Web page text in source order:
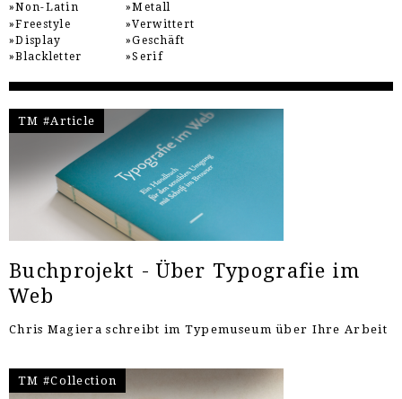
Non-Latin
Freestyle
Display
Blackletter
Metall
Verwittert
Geschäft
Serif
TM #Article
Buchprojekt - Über Typografie im
Web
Chris Magiera schreibt im Typemuseum über Ihre Arbeit
TM #Collection